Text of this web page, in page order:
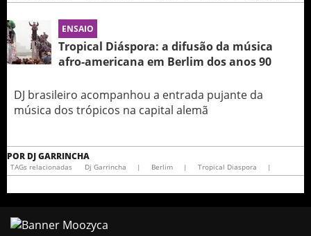
ENSAIO
Tropical Diáspora: a difusão da música
afro-americana em Berlim dos anos 90
DJ brasileiro acompanhou a entrada pujante da
música dos trópicos na capital alemã
POR DJ GARRINCHA
TAGs relacionadas Dj Garrincha | Berlim | Tropical Diaspora |